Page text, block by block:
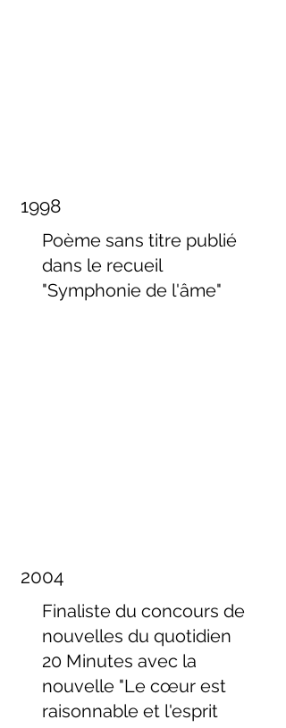
1998
Poème sans titre publié
dans le recueil
"Symphonie de l'âme"
2004
Finaliste du concours de
nouvelles du quotidien
20 Minutes avec la
nouvelle "Le cœur est
raisonnable et l'esprit